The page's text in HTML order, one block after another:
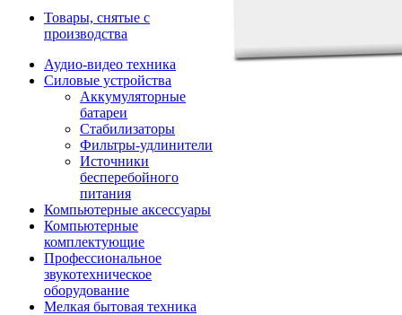
Товары, снятые с
производства
Аудио-видео техника
Силовые устройства
Аккумуляторные
батареи
Стабилизаторы
Фильтры-удлинители
Источники
бесперебойного
питания
Компьютерные аксессуары
Компьютерные
комплектующие
Профессиональное
звукотехническое
оборудование
Мелкая бытовая техника